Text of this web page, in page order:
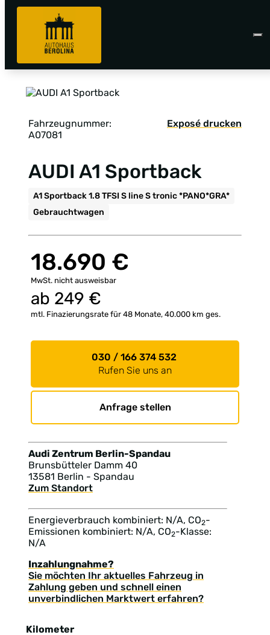
Fahrzeugnummer:
A07081
Exposé drucken
AUDI A1 Sportback
A1 Sportback 1.8 TFSI S line S tronic *PANO*GRA*
Gebrauchtwagen
18.690 €
MwSt. nicht ausweisbar
ab 249 €
mtl. Finazierungsrate für 48 Monate, 40.000 km ges.
030 / 166 374 532
Rufen Sie uns an
Anfrage stellen
Audi Zentrum Berlin-Spandau
Brunsbütteler Damm 40
13581 Berlin - Spandau
Zum Standort
Energieverbrauch kombiniert: N/A, CO2-
Emissionen kombiniert: N/A, CO2-Klasse:
N/A
Inzahlungnahme?
Sie möchten Ihr aktuelles Fahrzeug in
Zahlung geben und schnell einen
unverbindlichen Marktwert erfahren?
Kilometer